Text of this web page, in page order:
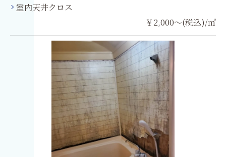
室内天井クロス
￥2,000～(税込)/㎡